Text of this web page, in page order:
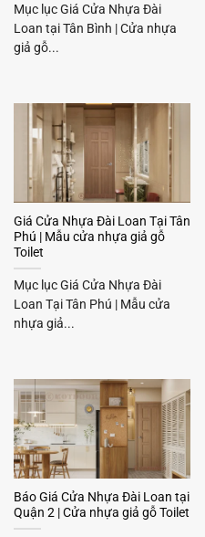
Mục lục Giá Cửa Nhựa Đài
Loan tại Tân Bình | Cửa nhựa
giả gỗ...
Giá Cửa Nhựa Đài Loan Tại Tân
Phú | Mẫu cửa nhựa giả gỗ
Toilet
Mục lục Giá Cửa Nhựa Đài
Loan Tại Tân Phú | Mẫu cửa
nhựa giả...
Báo Giá Cửa Nhựa Đài Loan tại
Quận 2 | Cửa nhựa giả gỗ Toilet